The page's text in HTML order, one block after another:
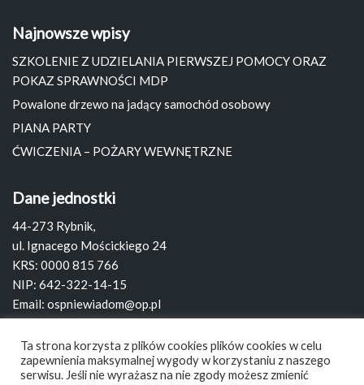
Najnowsze wpisy
SZKOLENIE Z UDZIELANIA PIERWSZEJ POMOCY ORAZ
POKAZ SPRAWNOŚCI MDP
Powalone drzewo na jadący samochód osobowy
PIANA PARTY
ĆWICZENIA – POŻARY WEWNĘTRZNE
Dane jednostki
44-273 Rybnik,
ul. Ignacego Mościckiego 24
KRS: 0000 815 766
NIP: 642-322-14-15
Email: ospniewiadom@op.pl
Strona:www.ospniewiadom.pl
Szukaj
Ta strona korzysta z plików cookies plików cookies w celu
zapewnienia maksymalnej wygody w korzystaniu z naszego
serwisu. Jeśli nie wyrażasz na nie zgody możesz zmienić